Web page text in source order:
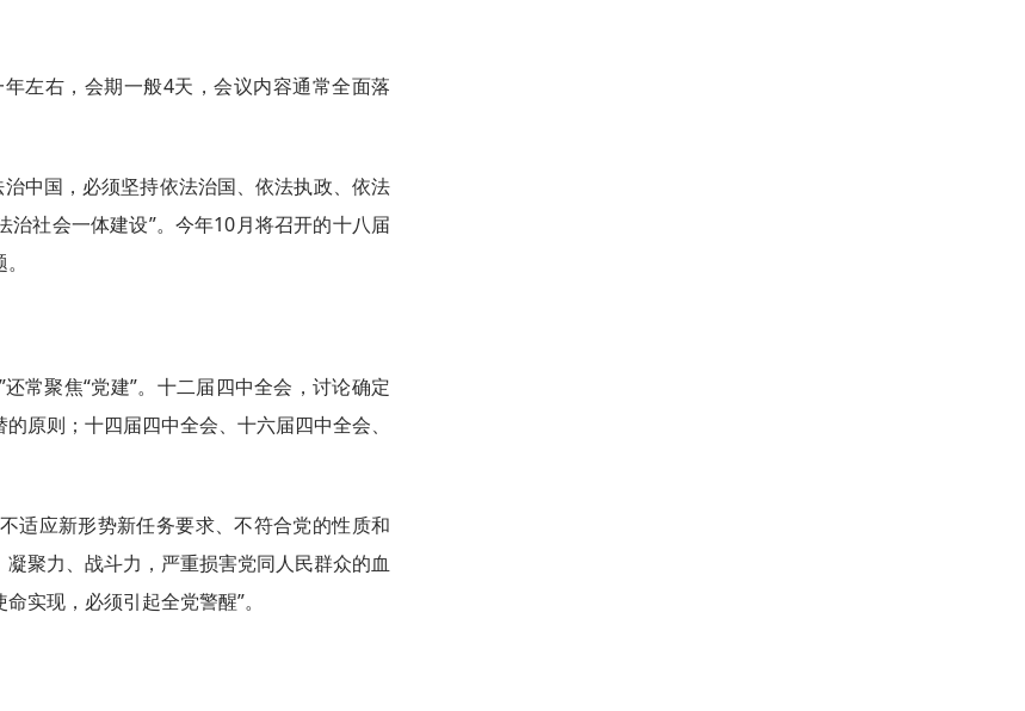
左右，会期一般4天，会议内容通常全面落
中国，必须坚持依法治国、依法执政、依法
社会一体建设”。今年10月将召开的十八届
常聚焦“党建”。十二届四中全会，讨论确定
原则；十四届四中全会、十六届四中全会、
适应新形势新任务要求、不符合党的性质和
聚力、战斗力，严重损害党同人民群众的血
实现，必须引起全党警醒”。